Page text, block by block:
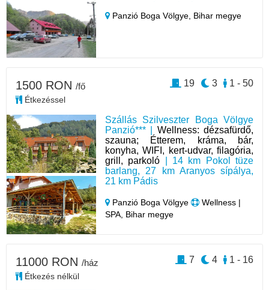
Panzió Boga Völgye, Bihar megye
Szállás Szilveszter Boga Völgye
Panzió*** | Wellness: dézsafürdő,
szauna; Étterem, kráma, bár,
konyha, WIFI, kert-udvar, filagória,
grill, parkoló | 14 km Pokol tüze
barlang, 27 km Aranyos sípálya,
21 km Pádis
Panzió Boga Völgye
Wellness |
SPA, Bihar megye
1500 RON /fő
Étkezéssel
1 - 50
3
19
11000 RON /ház
Étkezés nélkül
1 - 16
4
7